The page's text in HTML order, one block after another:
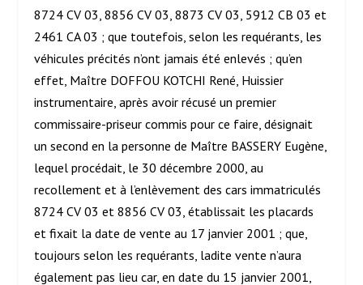
8724 CV 03, 8856 CV 03, 8873 CV 03, 5912 CB 03 et
2461 CA 03 ; que toutefois, selon les requérants, les
véhicules précités n’ont jamais été enlevés ; qu’en
effet, Maître DOFFOU KOTCHI René, Huissier
instrumentaire, après avoir récusé un premier
commissaire-priseur commis pour ce faire, désignait
un second en la personne de Maître BASSERY Eugène,
lequel procédait, le 30 décembre 2000, au
recollement et à l’enlèvement des cars immatriculés
8724 CV 03 et 8856 CV 03, établissait les placards
et fixait la date de vente au 17 janvier 2001 ; que,
toujours selon les requérants, ladite vente n’aura
également pas lieu car, en date du 15 janvier 2001,